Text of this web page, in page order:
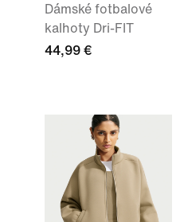
Dámské fotbalové
kalhoty Dri-FIT
44,99 €